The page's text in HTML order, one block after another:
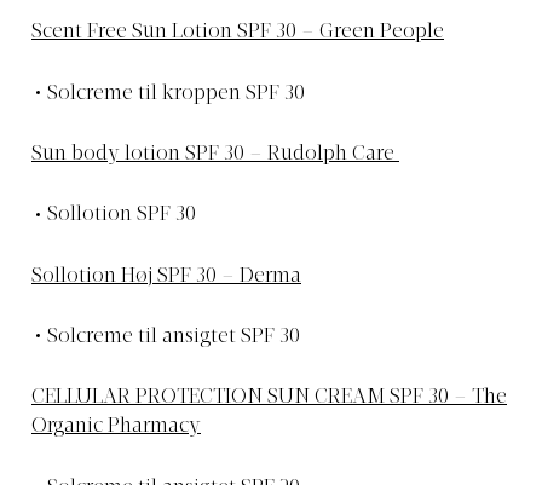
Scent Free Sun Lotion SPF 30 – Green People
Solcreme til kroppen SPF 30
Sun body lotion SPF 30 – Rudolph Care
Sollotion SPF 30
Sollotion Høj SPF 30 – Derma
Solcreme til ansigtet SPF 30
CELLULAR PROTECTION SUN CREAM SPF 30 – The
Organic Pharmacy